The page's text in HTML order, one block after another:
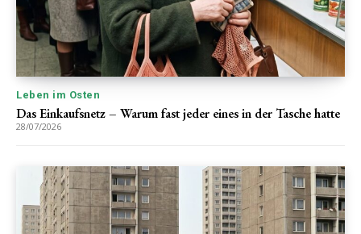
Leben im Osten
Das Einkaufsnetz – Warum fast jeder eines in der Tasche hatte
28/07/2026